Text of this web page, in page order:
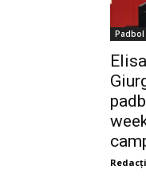
Padbol